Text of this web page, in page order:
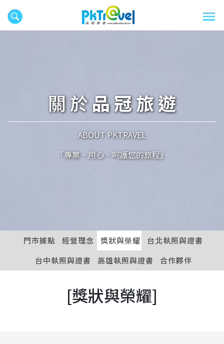
關 於品 冠 旅 遊
ABOUT PKTRAVEL
「專業、用心、呵護您的旅程」
門市據點 經營理念 獎狀與榮耀
台北執照與證書
台中執照與證書
高雄執照與證書 合作夥伴
[獎狀與榮耀]